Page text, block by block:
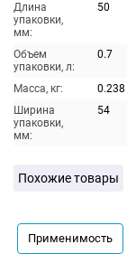
Длина
упаковки,
мм:
50
Объем
упаковки, л:
0.7
Масса, кг:
0.238
Ширина
упаковки,
мм:
54
Похожие товары
Применимость